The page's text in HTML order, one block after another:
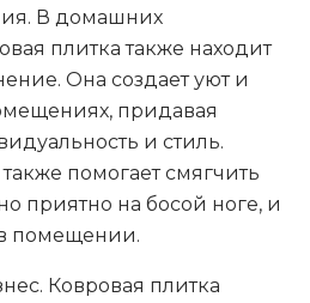
. В домашних
плитка также находит
Она создает уют и
придавая
и стиль.
помогает смягчить
приятно на босой ноге, и
в помещении.
. Ковровая плитка